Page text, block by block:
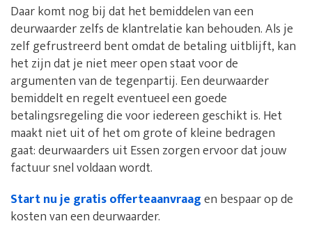
Daar komt nog bij dat het bemiddelen van een
deurwaarder zelfs de klantrelatie kan behouden. Als je
zelf gefrustreerd bent omdat de betaling uitblijft, kan
het zijn dat je niet meer open staat voor de
argumenten van de tegenpartij. Een deurwaarder
bemiddelt en regelt eventueel een goede
betalingsregeling die voor iedereen geschikt is. Het
maakt niet uit of het om grote of kleine bedragen
gaat: deurwaarders uit Essen zorgen ervoor dat jouw
factuur snel voldaan wordt.
Start nu je gratis offerteaanvraagen bespaar op de
kosten van een deurwaarder.